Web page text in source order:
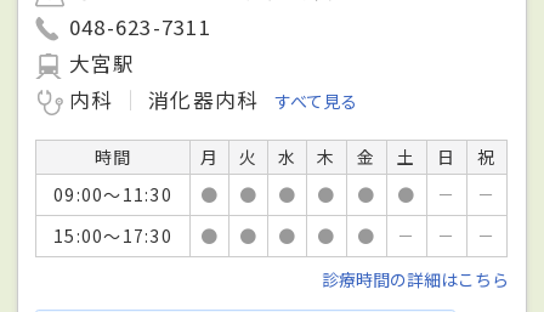
048-623-7311
大宮駅
内科
消化器内科 すべて見る
時間 月 火 水 木 金 土 日
祝
09:00～11:30
● ● ● ● ● ● －
－
15:00～17:30
● ● ● ● ● － －
－
診療時間の詳細はこちら